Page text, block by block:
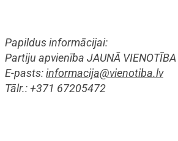
Papildus informācijai:
Partiju apvienība JAUNĀ VIENOTĪBA
E-pasts:informacija@vienotiba.lv
Tālr.: +371 67205472